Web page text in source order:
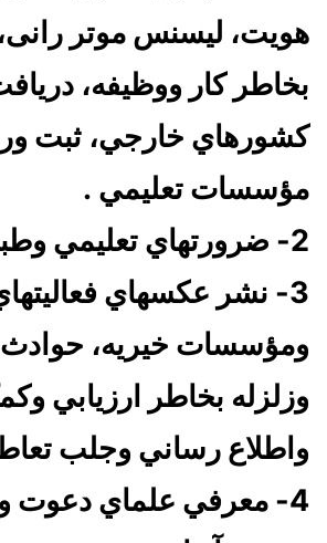
هويت، ليسنس موتر رانی،
بخاطر كار ووظيفه،
كشورهاي خارجي، ثبت
مؤسسات تعليمي .
2- ضرورتهاي تعليمي وطبي.
3- نشر عكسهاي
ومؤسسات خيريه،
وزلزله بخاطر ارزيابي
واطلاع رساني وجلب
4- معرفي علماي دعوت و